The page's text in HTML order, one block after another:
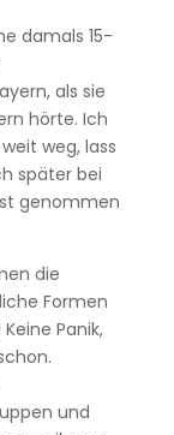
damals 15-
als sie
hörte. Ich
weg, lass
später bei
genommen
die
Formen
Panik,
und